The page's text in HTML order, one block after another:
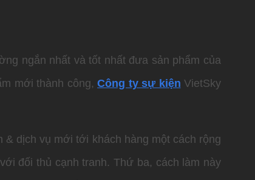
ngắn nhất và tốt nhất đưa sản phẩm của
mới thành công,Công ty sự kiện VietSky
dịch vụ mới tới khách hàng một cách rộng
đối thủ cạnh tranh. Thứ ba, cách làm này